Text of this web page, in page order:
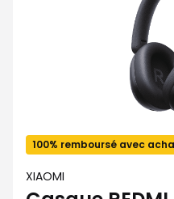
100% remboursé avec
XIAOMI